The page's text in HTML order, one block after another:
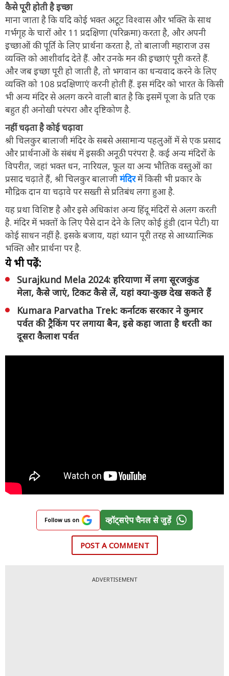
कैसे पूरी होती है इच्छा
माना जाता है कि यदि कोई भक्त अटूट विश्वास और भक्ति के साथ
गर्भगृह के चारों ओर 11 प्रदक्षिणा (परिक्रमा) करता है, और अपनी
इच्छाओं की पूर्ति के लिए प्रार्थना करता है, तो बालाजी महाराज उस
व्यक्ति को आशीर्वाद देते हैं. और उनके मन की इच्छाएं पूरी करते हैं.
और जब इच्छा पूरी हो जाती है, तो भगवान का धन्यवाद करने के लिए
व्यक्ति को 108 प्रदक्षिणाएं करनी होती हैं. इस मंदिर को भारत के किसी
भी अन्य मंदिर से अलग करने वाली बात है कि इसमें पूजा के प्रति एक
बहुत ही अनोखी परंपरा और दृष्टिकोण है.
नहीं चढ़ता है कोई चढ़ावा
श्री चिलकुर बालाजी मंदिर के सबसे असामान्य पहलुओं में से एक प्रसाद
और प्रार्थनाओं के संबंध में इसकी अनूठी परंपरा है. कई अन्य मंदिरों के
विपरीत, जहां भक्त धन, नारियल, फूल या अन्य भौतिक वस्तुओं का
प्रसाद चढ़ाते हैं, श्री चिलकुर बालाजीमंदिरमें किसी भी प्रकार के
मौद्रिक दान या चढ़ावे पर सख्ती से प्रतिबंध लगा हुआ है.
यह प्रथा विशिष्ट है और इसे अधिकांश अन्य हिंदू मंदिरों से अलग करती
है. मंदिर में भक्तों के लिए पैसे दान देने के लिए कोई हुंडी (दान पेटी) या
कोई साधन नहीं है. इसके बजाय, यहां ध्यान पूरी तरह से आध्यात्मिक
भक्ति और प्रार्थना पर है.
ये भी पढ़ें:
Surajkund Mela 2024: हरियाणा में लगा सूरजकुंड
मेला, कैसे जाएं, टिकट कैसे लें, यहां क्या-कुछ देख सकते हैं
Kumara Parvatha Trek: कर्नाटक सरकार ने कुमार
पर्वत की ट्रैकिंग पर लगाया बैन, इसे कहा जाता है धरती का
दूसरा कैलाश पर्वत
Follow us on व्हॉट्सऐप चैनल से जुड़ें
POST A COMMENT
ADVERTISEMENT